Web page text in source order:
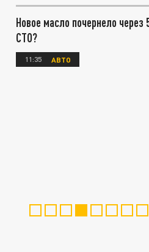
Новое масло почернело через
СТО?
11:35 АВТО